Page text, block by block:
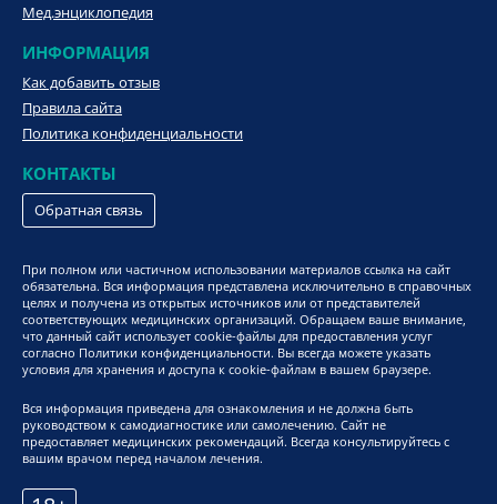
Мед.энциклопедия
ИНФОРМАЦИЯ
Как добавить отзыв
Правила сайта
Политика конфиденциальности
КОНТАКТЫ
Обратная связь
При полном или частичном использовании материалов ссылка на сайт
обязательна. Вся информация представлена исключительно в справочных
целях и получена из открытых источников или от представителей
соответствующих медицинских организаций. Обращаем ваше внимание,
что данный сайт использует cookie-файлы для предоставления услуг
согласно Политики конфиденциальности. Вы всегда можете указать
условия для хранения и доступа к cookie-файлам в вашем браузере.
Вся информация приведена для ознакомления и не должна быть
руководством к самодиагностике или самолечению. Сайт не
предоставляет медицинских рекомендаций. Всегда консультируйтесь с
вашим врачом перед началом лечения.